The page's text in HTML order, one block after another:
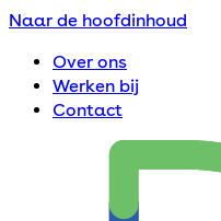
Naar de hoofdinhoud
Over ons
Werken bij
Contact